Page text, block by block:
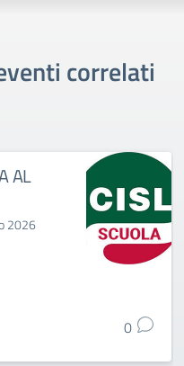
correlati
AL
2026
0